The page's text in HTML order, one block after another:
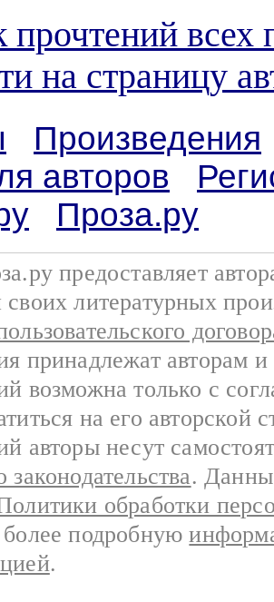
всех
на страницу
Произведения
авторов
Проза.ру
предоставляет
литературных
принадлежат авторам
возможна только с
на его авторской
авторы несут
законодательства.
обработки
более подробную
.